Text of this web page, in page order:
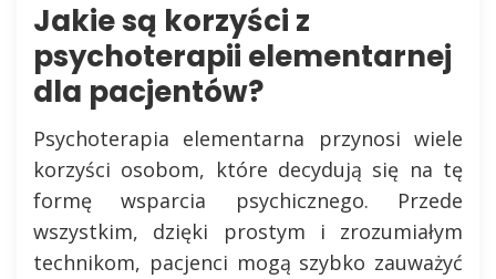
Jakie są korzyści z
psychoterapii elementarnej
dla pacjentów?
Psychoterapia elementarna przynosi wiele
korzyści osobom, które decydują się na tę
formę wsparcia psychicznego. Przede
wszystkim, dzięki prostym i zrozumiałym
technikom, pacjenci mogą szybko zauważyć